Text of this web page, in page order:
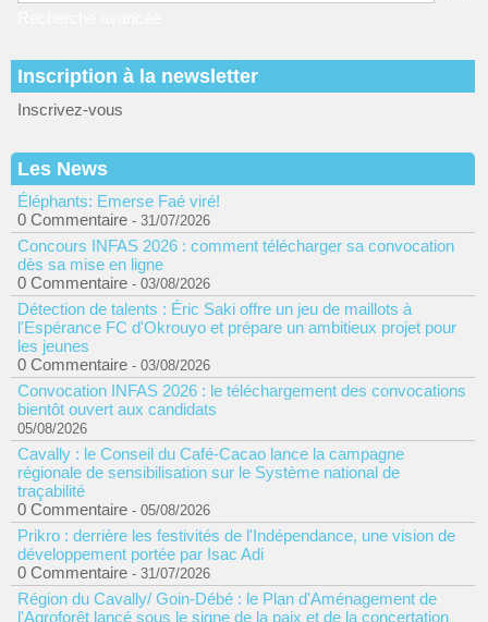
Inscription à la newsletter
Inscrivez-vous
Les News
Éléphants: Emerse Faé viré!
0 Commentaire - 31/07/2026
Concours INFAS 2026 : comment télécharger sa convocation
dès sa mise en ligne
0 Commentaire - 03/08/2026
Détection de talents : Éric Saki offre un jeu de maillots à
l'Espérance FC d'Okrouyo et prépare un ambitieux projet pour
les jeunes
0 Commentaire - 03/08/2026
Convocation INFAS 2026 : le téléchargement des convocations
bientôt ouvert aux candidats
05/08/2026
Cavally : le Conseil du Café-Cacao lance la campagne
régionale de sensibilisation sur le Système national de
traçabilité
0 Commentaire - 05/08/2026
Prikro : derrière les festivités de l'Indépendance, une vision de
développement portée par Isac Adi
0 Commentaire - 31/07/2026
Région du Cavally/ Goin-Débé : le Plan d'Aménagement de
l'Agroforêt lancé sous le signe de la paix et de la concertation